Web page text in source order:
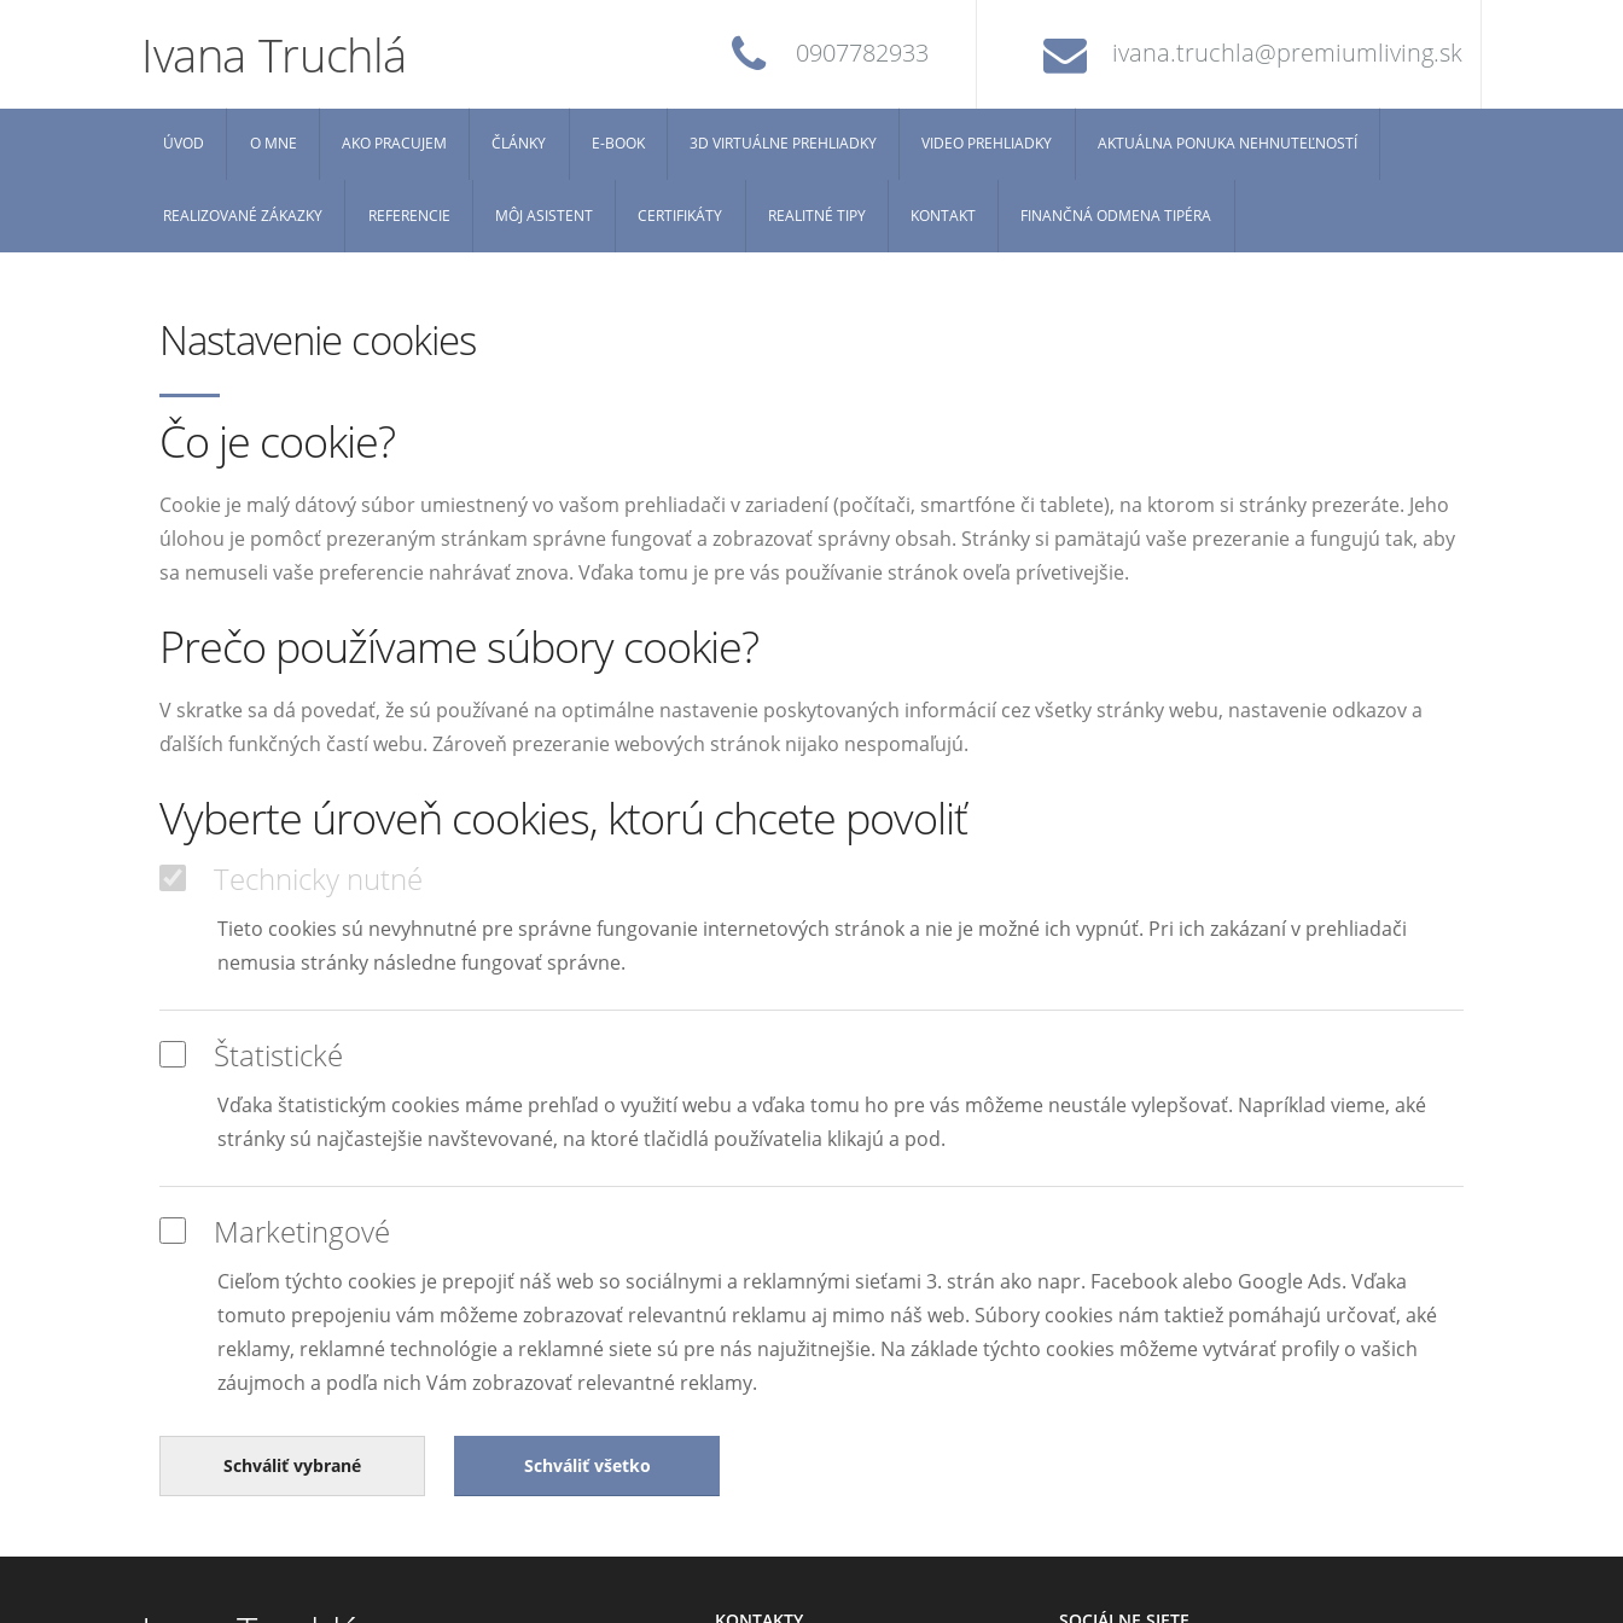
Ivana Truchlá 0907782933 ivana.truchla@premiumliving.sk
ÚVOD O MNE AKO PRACUJEM ČLÁNKY E-BOOK 3D VIRTUÁLNE PREHLIADKY VIDEO PREHLIADKY AKTUÁLNA PONUKA NEHNUTEĽNOSTÍ
REALIZOVANÉ ZÁKAZKY REFERENCIE MÔJ ASISTENT CERTIFIKÁTY REALITNÉ TIPY KONTAKT FINANČNÁ ODMENA TIPÉRA
Nastavenie cookies
Čo je cookie?
Cookie je malý dátový súbor umiestnený vo vašom prehliadači v zariadení (počítači, smartfóne či tablete), na ktorom si stránky prezeráte. Jeho
úlohou je pomôcť prezeraným stránkam správne fungovať a zobrazovať správny obsah. Stránky si pamätajú vaše prezeranie a fungujú tak, aby
sa nemuseli vaše preferencie nahrávať znova. Vďaka tomu je pre vás používanie stránok oveľa prívetivejšie.
Prečo používame súbory cookie?
V skratke sa dá povedať, že sú používané na optimálne nastavenie poskytovaných informácií cez všetky stránky webu, nastavenie odkazov a
ďalších funkčných častí webu. Zároveň prezeranie webových stránok nijako nespomaľujú.
Vyberte úroveň cookies, ktorú chcete povoliť
Technicky nutné
Tieto cookies sú nevyhnutné pre správne fungovanie internetových stránok a nie je možné ich vypnúť. Pri ich zakázaní v prehliadači
nemusia stránky následne fungovať správne.
Štatistické
Vďaka štatistickým cookies máme prehľad o využití webu a vďaka tomu ho pre vás môžeme neustále vylepšovať. Napríklad vieme, aké
stránky sú najčastejšie navštevované, na ktoré tlačidlá používatelia klikajú a pod.
Marketingové
Cieľom týchto cookies je prepojiť náš web so sociálnymi a reklamnými sieťami 3. strán ako napr. Facebook alebo Google Ads. Vďaka
tomuto prepojeniu vám môžeme zobrazovať relevantnú reklamu aj mimo náš web. Súbory cookies nám taktiež pomáhajú určovať, aké
reklamy, reklamné technológie a reklamné siete sú pre nás najužitnejšie. Na základe týchto cookies môžeme vytvárať profily o vašich
záujmoch a podľa nich Vám zobrazovať relevantné reklamy.
Schváliť vybrané Schváliť všetko
STIAHNITE SI ZADARMO